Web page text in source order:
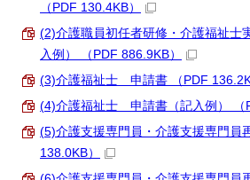
（PDF 130.4KB）
(2)介護職員初任者研修・介護福祉
入例） （PDF 886.9KB）
(3)介護福祉士 申請書 （PDF
(4)介護福祉士 申請書（記入例） （
(5)介護支援専門員・介護支援専門
138.0KB）